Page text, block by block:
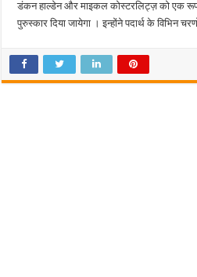
डंकन हाल्डेन और माइकल कोस्टरलिट्ज़ को एक रूप
पुरुस्कार दिया जायेगा । इन्होंने पदार्थ के विभिन